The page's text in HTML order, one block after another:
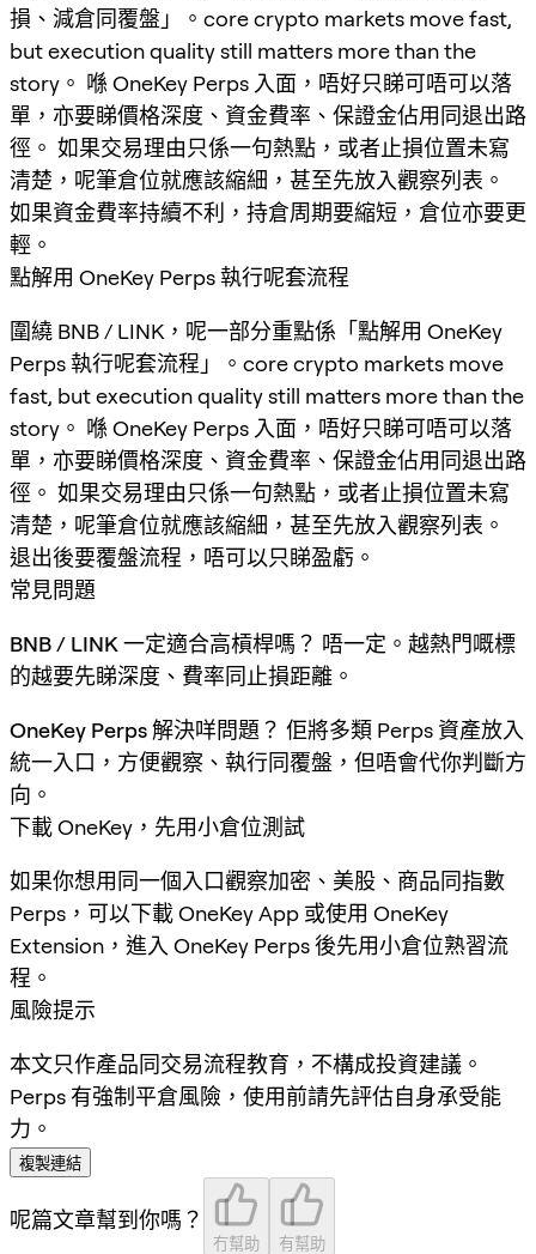
損、減倉同覆盤」。core crypto markets move fast,
but execution quality still matters more than the
story。 喺 OneKey Perps 入面，唔好只睇可唔可以落
單，亦要睇價格深度、資金費率、保證金佔用同退出路
徑。 如果交易理由只係一句熱點，或者止損位置未寫
清楚，呢筆倉位就應該縮細，甚至先放入觀察列表。
如果資金費率持續不利，持倉周期要縮短，倉位亦要更
輕。
點解用 OneKey Perps 執行呢套流程
圍繞 BNB / LINK，呢一部分重點係「點解用 OneKey
Perps 執行呢套流程」。core crypto markets move
fast, but execution quality still matters more than the
story。 喺 OneKey Perps 入面，唔好只睇可唔可以落
單，亦要睇價格深度、資金費率、保證金佔用同退出路
徑。 如果交易理由只係一句熱點，或者止損位置未寫
清楚，呢筆倉位就應該縮細，甚至先放入觀察列表。
退出後要覆盤流程，唔可以只睇盈虧。
常見問題
BNB / LINK 一定適合高槓桿嗎？ 唔一定。越熱門嘅標
的越要先睇深度、費率同止損距離。
OneKey Perps 解決咩問題？ 佢將多類 Perps 資產放入
統一入口，方便觀察、執行同覆盤，但唔會代你判斷方
向。
下載 OneKey，先用小倉位測試
如果你想用同一個入口觀察加密、美股、商品同指數
Perps，可以下載 OneKey App 或使用 OneKey
Extension，進入 OneKey Perps 後先用小倉位熟習流
程。
風險提示
本文只作產品同交易流程教育，不構成投資建議。
Perps 有強制平倉風險，使用前請先評估自身承受能
力。
複製連結
呢篇文章幫到你嗎？
冇幫助 有幫助